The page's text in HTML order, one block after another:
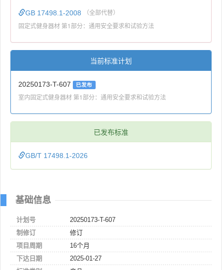
GB 17498.1-2008 （全部代替）
固定式健身器材 第1部分：通用安全要求和试验方法
当前标准计划
20250173-T-607 已发布
室内固定式健身器材 第1部分：通用安全要求和试验方法
已发布标准
GB/T 17498.1-2026
基础信息
计划号
20250173-T-607
制修订
修订
项目周期
16个月
下达日期
2025-01-27